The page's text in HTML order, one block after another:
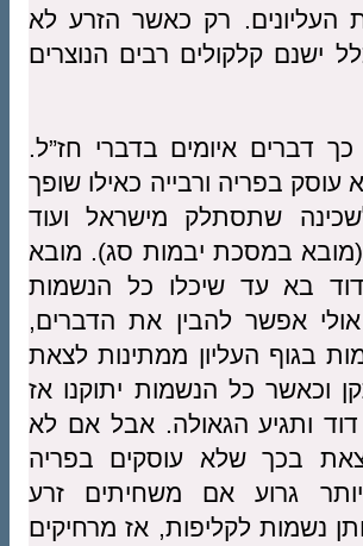
העליונים. רק כאשר הזרע לא
ישנם קלקולים רבים הנוצרים
דברים איומים בדברי חז”ל.
בפריה ורבייה כאילו שופך
שתסתלק מישראל ועוד
במסכת יבמות סג). מובא
בא עד שיכלו כל הנשמות
אפשר להבין את הדברים,
בגוף העליון ממתינות לצאת
וכאשר כל הנשמות יתוקנו אז
ותגיע הגאולה. אבל אם לא
בכך שלא עוסקים בפריה
גרוע אם משחיתים זרע
נשמות לקליפות, אז מרחיקים